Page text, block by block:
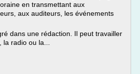
en transmettant aux
aux auditeurs, les événements
dans une rédaction. Il peut travailler
radio ou la...